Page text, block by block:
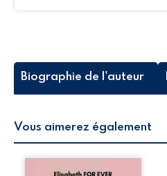
Biographie de l'auteur
Vous aimerez également
Et si un voyage